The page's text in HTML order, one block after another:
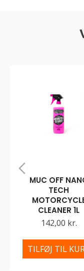
MUC OFF
TECH
CLEANER 1L
142,00 kr.
TILFØJ TIL